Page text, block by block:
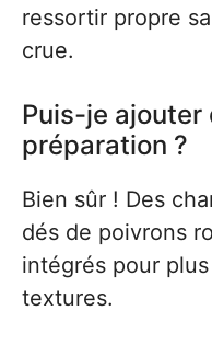
ressortir propre
crue.
Puis-je ajouter
préparation ?
Bien sûr ! Des
dés de poivrons
intégrés pour
textures.